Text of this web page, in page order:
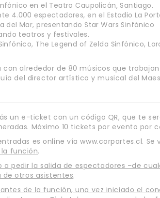
en el Teatro Caupolicán, Santiago.
4.000 espectadores, en el Estadio La
del Mar, presentando Star Wars Sinfónico
teatros y festivales.
The Legend of Zelda Sinfónico,
alrededor de 80 músicos que
del director artístico y musical del
un e-ticket con un código QR, que te
Máximo 10 tickets por evento por
es online vía www.corpartes.cl. Se
función.
a pedir la salida de espectadores –de
otros asistentes.
de la función, una vez iniciado el